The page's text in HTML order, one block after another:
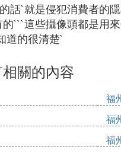
話`就是侵犯消費者的
```這些攝像頭都是用
道的很清楚`
關的內容
福
福
福